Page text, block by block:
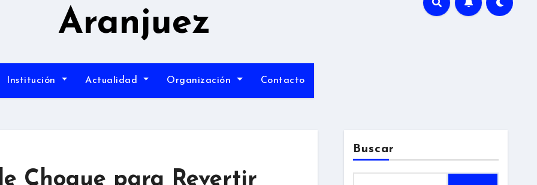
Aranjuez
Institución Actualidad Organización Contacto
Choque para Revertir
Buscar